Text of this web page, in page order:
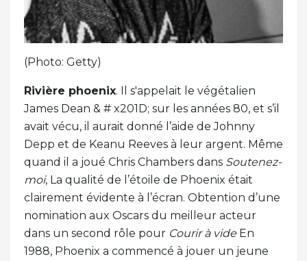
(Photo: Getty)
Rivière phoenix. Il s'appelait le végétalien
James Dean & # x201D; sur les années 80, et s’il
avait vécu, il aurait donné l’aide de Johnny
Depp et de Keanu Reeves à leur argent. Même
quand il a joué Chris Chambers dans Soutenez-
moi, La qualité de l’étoile de Phoenix était
clairement évidente à l’écran. Obtention d’une
nomination aux Oscars du meilleur acteur
dans un second rôle pour Courir à videEn
1988, Phoenix a commencé à jouer un jeune